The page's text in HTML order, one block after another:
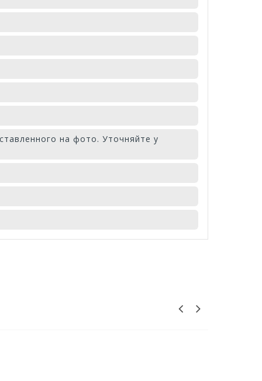
на фото. Уточняйте у
2025-10-04